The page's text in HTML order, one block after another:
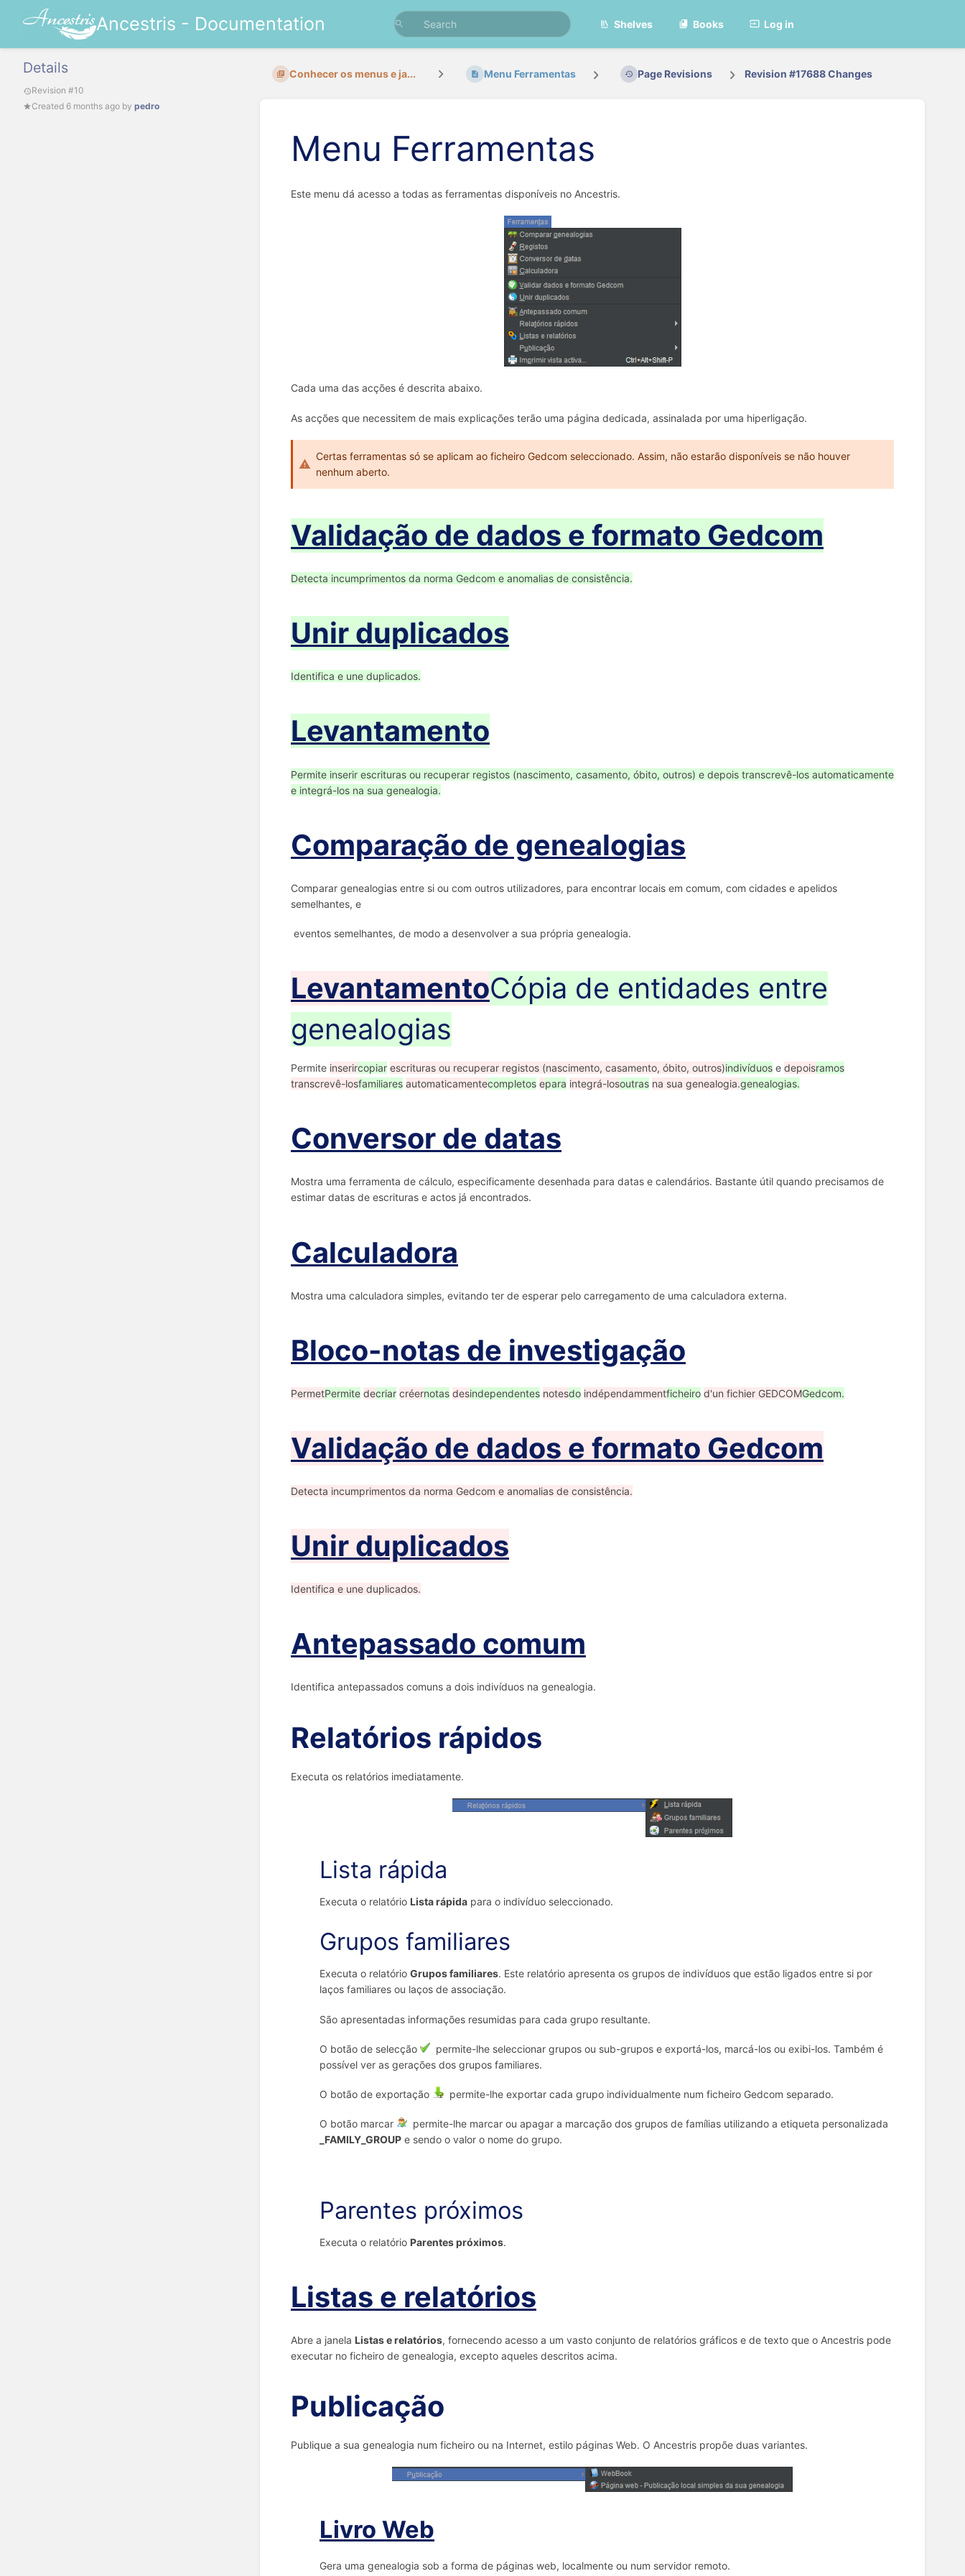
Ancestris - Documentation Shelves Books Log in
Details
Revision #10
Created 6 months ago by pedro
Conhecer os menus e ja... Menu Ferramentas Page Revisions Revision #17688 Changes
Menu Ferramentas
Este menu dá acesso a todas as ferramentas disponíveis no Ancestris.
Cada uma das acções é descrita abaixo.
As acções que necessitem de mais explicações terão uma página dedicada, assinalada por uma hiperligação.
Certas ferramentas só se aplicam ao ficheiro Gedcom seleccionado. Assim, não estarão disponíveis se não houver
nenhum aberto.
Validação de dados e formato Gedcom
Detecta incumprimentos da norma Gedcom e anomalias de consistência.
Unir duplicados
Identifica e une duplicados.
Levantamento
Permite inserir escrituras ou recuperar registos (nascimento, casamento, óbito, outros) e depois transcrevê-los automaticamente
e integrá-los na sua genealogia.
Comparação de genealogias
Comparar genealogias entre si ou com outros utilizadores, para encontrar locais em comum, com cidades e apelidos
semelhantes, e
eventos semelhantes, de modo a desenvolver a sua própria genealogia.
LevantamentoCópia de entidades entre
genealogias
Permite inserircopiar escrituras ou recuperar registos (nascimento, casamento, óbito, outros)indivíduos e depoisramos
transcrevê-losfamiliares automaticamentecompletos epara integrá-losoutras na sua genealogia.genealogias.
Conversor de datas
Mostra uma ferramenta de cálculo, especificamente desenhada para datas e calendários. Bastante útil quando precisamos de
estimar datas de escrituras e actos já encontrados.
Calculadora
Mostra uma calculadora simples, evitando ter de esperar pelo carregamento de uma calculadora externa.
Bloco-notas de investigação
PermetPermite decriar créernotas desindependentes notesdo indépendammentficheiro d'un fichier GEDCOMGedcom.
Validação de dados e formato Gedcom
Detecta incumprimentos da norma Gedcom e anomalias de consistência.
Unir duplicados
Identifica e une duplicados.
Antepassado comum
Identifica antepassados comuns a dois indivíduos na genealogia.
Relatórios rápidos
Executa os relatórios imediatamente.
Lista rápida
Executa o relatório Lista rápida para o indivíduo seleccionado.
Grupos familiares
Executa o relatório Grupos familiares. Este relatório apresenta os grupos de indivíduos que estão ligados entre si por
laços familiares ou laços de associação.
São apresentadas informações resumidas para cada grupo resultante.
O botão de selecção
permite-lhe seleccionar grupos ou sub-grupos e exportá-los, marcá-los ou exibi-los. Também é
possível ver as gerações dos grupos familiares.
O botão de exportação permite-lhe exportar cada grupo individualmente num ficheiro Gedcom separado.
O botão marcar
permite-lhe marcar ou apagar a marcação dos grupos de famílias utilizando a etiqueta personalizada
_FAMILY_GROUP e sendo o valor o nome do grupo.
Parentes próximos
Executa o relatório Parentes próximos.
Listas e relatórios
Abre a janela Listas e relatórios, fornecendo acesso a um vasto conjunto de relatórios gráficos e de texto que o Ancestris pode
executar no ficheiro de genealogia, excepto aqueles descritos acima.
Publicação
Publique a sua genealogia num ficheiro ou na Internet, estilo páginas Web. O Ancestris propõe duas variantes.
Livro Web
Gera uma genealogia sob a forma de páginas web, localmente ou num servidor remoto.